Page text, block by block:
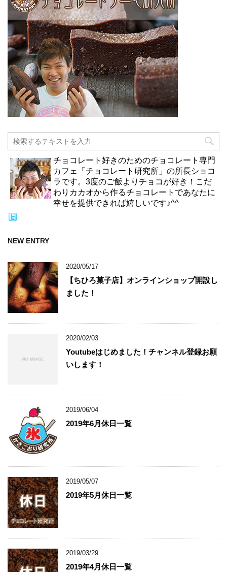
チョコレート好きのためのチョコレート専門
カフェ「チョコレート研究所」の所長ショコ
ラです。3度のご飯よりチョコが好き！こだ
わりカカオから作るチョコレートであなたに
幸せを提供できれば嬉しいです♪^^
NEW ENTRY
2020/05/17
【ちひろ菓子店】オンラインショップ開設し
ました！
2020/02/03
Youtubeはじめました！チャンネル登録お願
いします！
2019/06/04
2019年6月休日一覧
2019/05/07
2019年5月休日一覧
2019/03/29
2019年4月休日一覧